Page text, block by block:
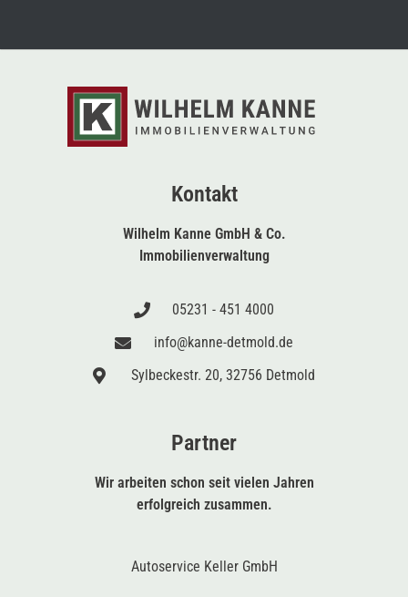
Kontakt
Wilhelm Kanne GmbH & Co.
Immobilienverwaltung
05231 - 451 4000
info@kanne-detmold.de
Sylbeckestr. 20, 32756 Detmold
Partner
Wir arbeiten schon seit vielen Jahren
erfolgreich zusammen.
Autoservice Keller GmbH